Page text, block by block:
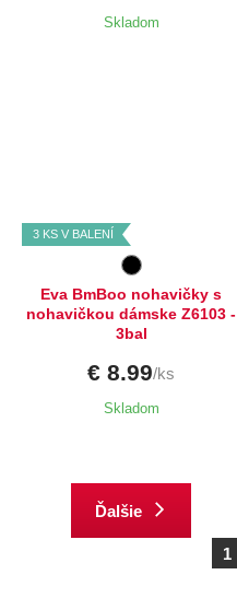
Skladom
3 KS V BALENÍ
Eva BmBoo nohavičky s
nohavičkou dámske Z6103 -
3bal
€ 8.99/ks
Skladom
Ďalšie
1